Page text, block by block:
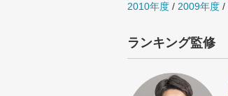
2010年度 / 2009年度 /
ランキング監修